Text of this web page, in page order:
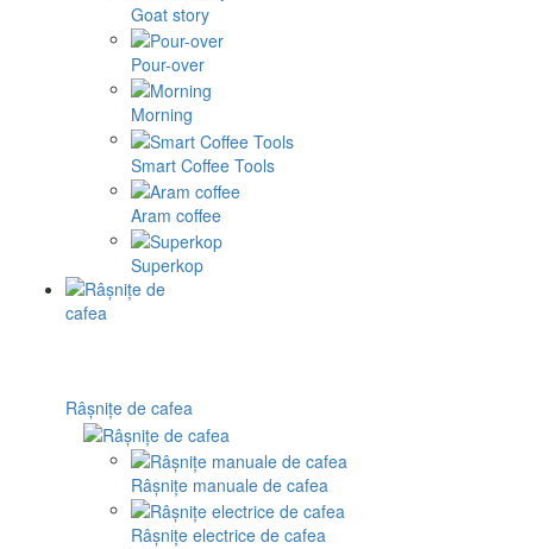
Goat story
Pour-over
Morning
Smart Coffee Tools
Aram coffee
Superkop
Râșnițe de cafea
Râșnițe manuale de cafea
Râșnițe electrice de cafea